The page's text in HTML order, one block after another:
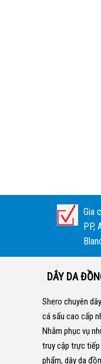
Gia
PP,
DÂY DA
Shero chuyên
cá sấu cao cấp
Nhằm phục vụ
truy cập trực tiếp
phẩm, dây da